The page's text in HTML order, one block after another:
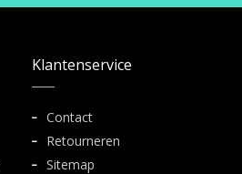
Klantenservice
Contact
Retourneren
Sitemap